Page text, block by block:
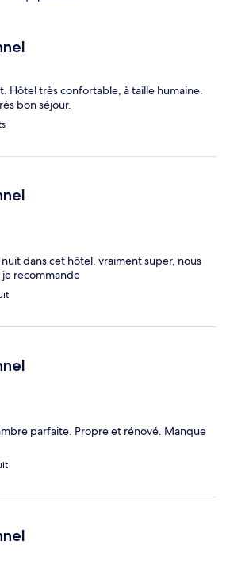
Hôtel très confortable, à taille humaine.
bon séjour.
dans cet hôtel, vraiment super, nous
je recommande
parfaite. Propre et rénové. Manque